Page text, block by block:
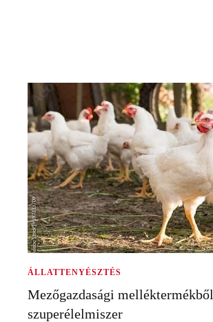
ÁLLATTENYÉSZTÉS
Mezőgazdasági melléktermékből
szuperélelmiszer